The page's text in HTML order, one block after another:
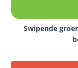
Swipende